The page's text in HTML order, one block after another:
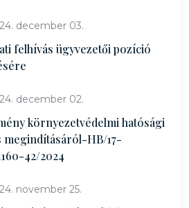
december 03.
felhívás ügyvezetői pozíció
december 02.
környezetvédelmi hatósági
megindításáról-HB/17-
42/2024
november 25.